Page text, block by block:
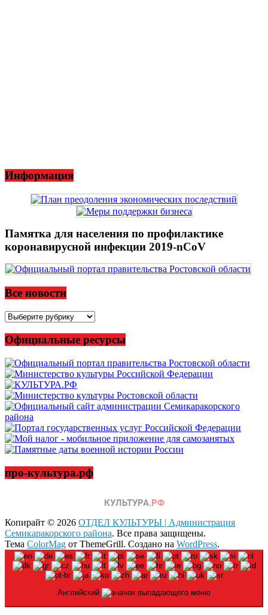
Информация
Памятка для населения по профилактике
коронавирусной инфекции 2019-nCoV
Все новости
Все
Официальные ресурсы
про-культура.рф
Копирайт © 2026 ОТДЕЛ КУЛЬТУРЫ | Администрация
Семикаракорского района. Все права защищены.
Тема ColorMag от ThemeGrill. Создано на WordPress.
Английский